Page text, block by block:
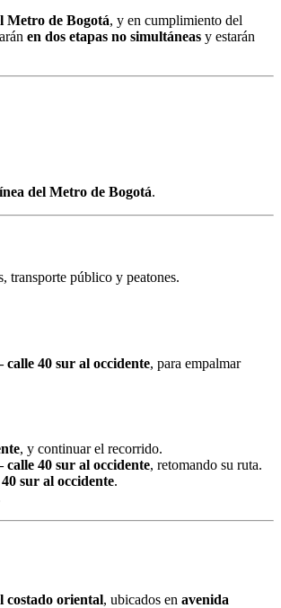
Metro de Bogotá, y en cumplimiento del
en dos etapas no simultáneas y estarán
del Metro de Bogotá.
transporte público y peatones.
40 sur al occidente, para empalmar
, y continuar el recorrido.
40 sur al occidente, retomando su ruta.
sur al occidente.
costado oriental, ubicados en avenida